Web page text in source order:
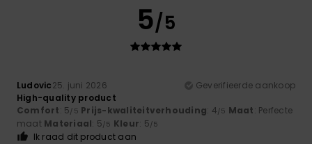
5/5
Ludovic25. juni 2026
Geverifieerde aankoop
High-quality product
Comfort: 5/5 Prijs-kwaliteitverhouding: 4/5 Maat: Perfecte
maat Materiaal: 5/5 Kleur: 5/5
Ik raad dit product aan